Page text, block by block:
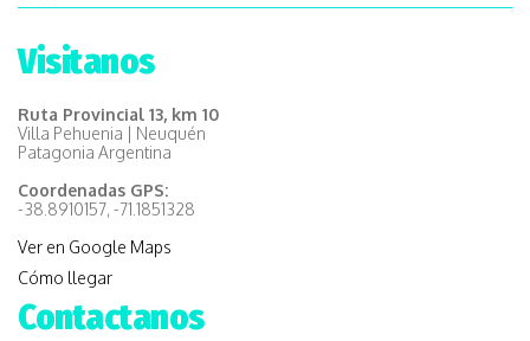
Visitanos
Ruta Provincial 13, km 10
Villa Pehuenia | Neuquén
Patagonia Argentina
Coordenadas GPS:
-38.8910157, -71.1851328
Ver en Google Maps
Cómo llegar
Contactanos